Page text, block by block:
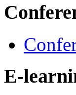
E-